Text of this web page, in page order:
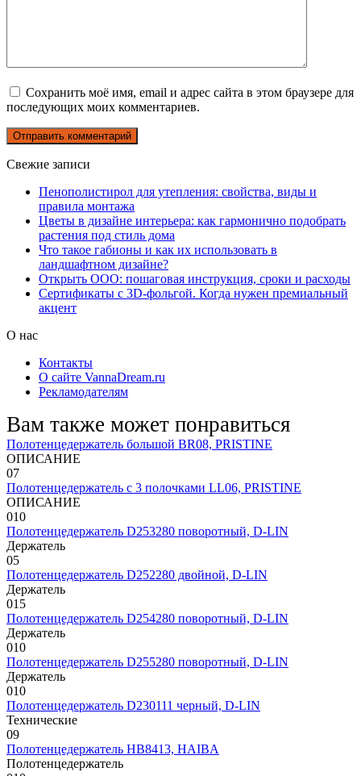
Сохранить моё имя, email и адрес сайта в этом браузере для
последующих моих комментариев.
Свежие записи
Пенополистирол для утепления: свойства, виды и
правила монтажа
Цветы в дизайне интерьера: как гармонично подобрать
растения под стиль дома
Что такое габионы и как их использовать в
ландшафтном дизайне?
Открыть ООО: пошаговая инструкция, сроки и расходы
Сертификаты с 3D-фольгой. Когда нужен премиальный
акцент
О нас
Контакты
О сайте VannaDream.ru
Рекламодателям
Вам также может понравиться
Полотенцедержатель большой BR08, PRISTINE
ОПИСАНИЕ
07
Полотенцедержатель с 3 полочками LL06, PRISTINE
ОПИСАНИЕ
010
Полотенцедержатель D253280 поворотный, D-LIN
Держатель
05
Полотенцедержатель D252280 двойной, D-LIN
Держатель
015
Полотенцедержатель D254280 поворотный, D-LIN
Держатель
010
Полотенцедержатель D255280 поворотный, D-LIN
Держатель
010
Полотенцедержатель D230111 черный, D-LIN
Технические
09
Полотенцедержатель HB8413, HAIBA
Полотенцедержатель